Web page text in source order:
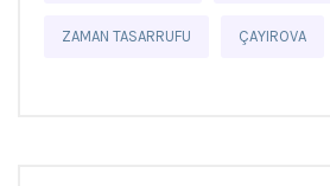
ZAMAN TASARRUFU ÇAYIROVA